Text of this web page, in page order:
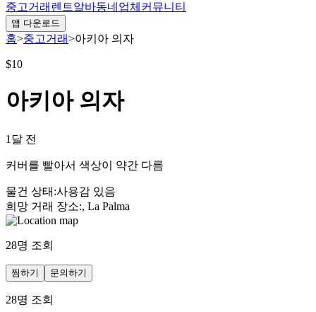
중고거래 렌트알바동네업체 커뮤니티
앱 다운로드
홈>중고거래>아키아 의자
$10
아키아 의자
1달 전
커버를 빨아서 색상이 약간 다름
물건 상태 :사용감 있음
희망 거래 장소:, La Palma
28명 조회
찜하기 문의하기
28명 조회